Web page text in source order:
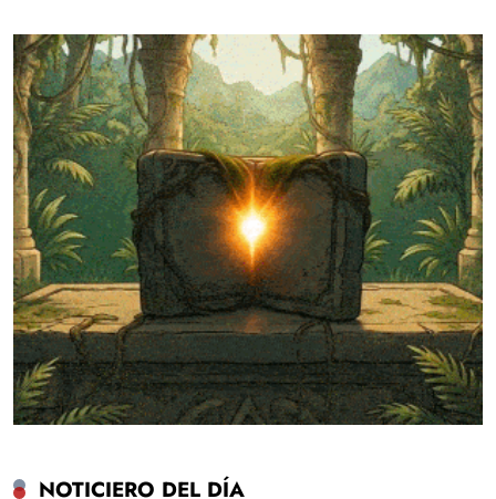
NOTICIERO DEL DÍA